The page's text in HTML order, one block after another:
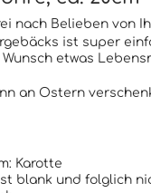
nach Belieben von
ist super
etwas
an Ostern
Karotte
blank und folglich